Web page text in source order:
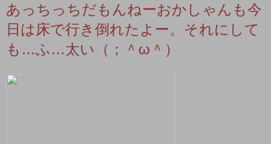
あっちっちだもんねーおかしゃんも今
日は床で行き倒れたよー。それにして
も…ふ…太い（；＾ω＾）